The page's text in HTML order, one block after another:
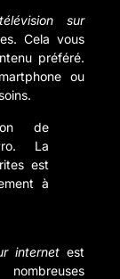
télévision sur
Cela vous
préféré.
ou
de
La
est
à
internet est